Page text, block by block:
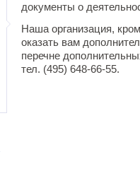
документы о
Наша организация,
оказать вам
перечне
тел. (495) 648-66-55.